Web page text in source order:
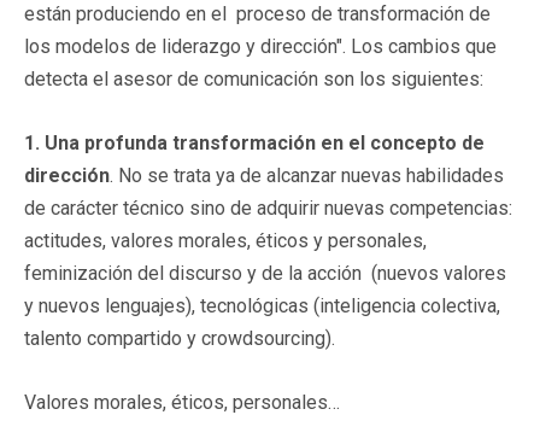
están produciendo en el proceso de transformación de
los modelos de liderazgo y dirección". Los cambios que
detecta el asesor de comunicación son los siguientes:
1. Una profunda transformación en el concepto de
dirección. No se trata ya de alcanzar nuevas habilidades
de carácter técnico sino de adquirir nuevas competencias:
actitudes, valores morales, éticos y personales,
feminización del discurso y de la acción (nuevos valores
y nuevos lenguajes), tecnológicas (inteligencia colectiva,
talento compartido y crowdsourcing).
Valores morales, éticos, personales…